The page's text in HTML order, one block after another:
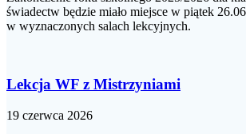
świadectw będzie miało miejsce w piątek
w wyznaczonych salach lekcyjnych.
Lekcja WF z Mistrzyniami
19 czerwca 2026